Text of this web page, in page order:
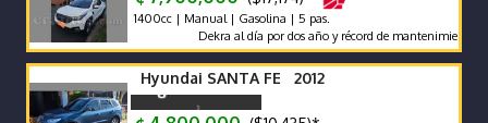
1400cc | Manual | Gasolina | 5 pas.
Dekra al día por dos año y récord de mantenimientos de
Hyundai SANTA FE 2012